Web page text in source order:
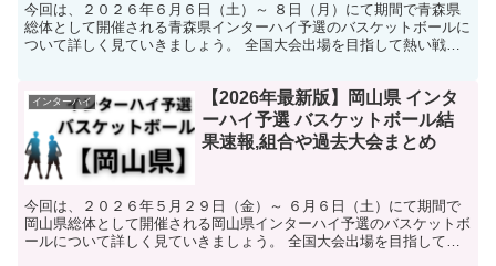
今回は、２０２６年６月６日（土）～ ８日（月）にて期間で青森県
総体として開催される青森県インターハイ予選のバスケットボールに
ついて詳しく見ていきましょう。 全国大会出場を目指して熱い戦い
インターハイ
【2026年最新版】岡山県 インタ
ーハイ予選 バスケットボール結
果速報,組合や過去大会まとめ
今回は、２０２６年５月２９日（金）～ ６月６日（土）にて期間で
岡山県総体として開催される岡山県インターハイ予選のバスケットボ
ールについて詳しく見ていきましょう。 全国大会出場を目指して熱